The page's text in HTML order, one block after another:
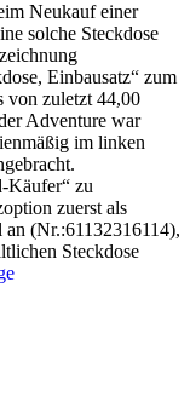
Neukauf einer
solche Steckdose
Einbausatz“ zum
von zuletzt 44,00
Adventure war
im linken
Käufer“ zu
zuerst als
(Nr.:61132316114),
Steckdose